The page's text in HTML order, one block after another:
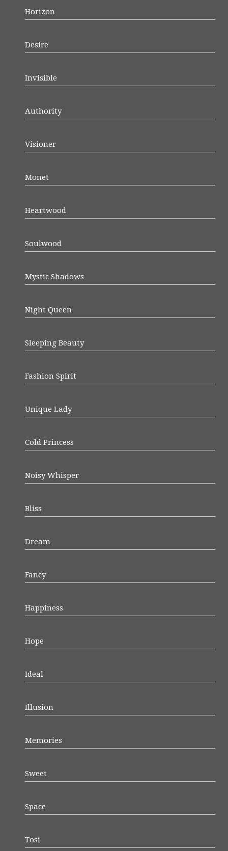
Horizon
Desire
Invisible
Authority
Visioner
Monet
Heartwood
Soulwood
Mystic Shadows
Night Queen
Sleeping Beauty
Fashion Spirit
Unique Lady
Cold Princess
Noisy Whisper
Bliss
Dream
Fancy
Happiness
Hope
Ideal
Illusion
Memories
Sweet
Space
Tosi